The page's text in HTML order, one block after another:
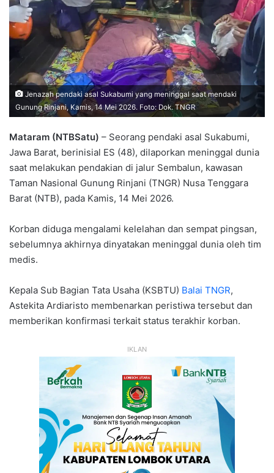
Jenazah pendaki asal Sukabumi yang meninggal saat mendaki
Gunung Rinjani, Kamis, 14 Mei 2026. Foto: Dok. TNGR
Mataram (NTBSatu) – Seorang pendaki asal Sukabumi,
Jawa Barat, berinisial ES (48), dilaporkan meninggal dunia
saat melakukan pendakian di jalur Sembalun, kawasan
Taman Nasional Gunung Rinjani (TNGR) Nusa Tenggara
Barat (NTB), pada Kamis, 14 Mei 2026.
Korban diduga mengalami kelelahan dan sempat pingsan,
sebelumnya akhirnya dinyatakan meninggal dunia oleh tim
medis.
Kepala Sub Bagian Tata Usaha (KSBTU) Balai TNGR,
Astekita Ardiaristo membenarkan peristiwa tersebut dan
memberikan konfirmasi terkait status terakhir korban.
IKLAN